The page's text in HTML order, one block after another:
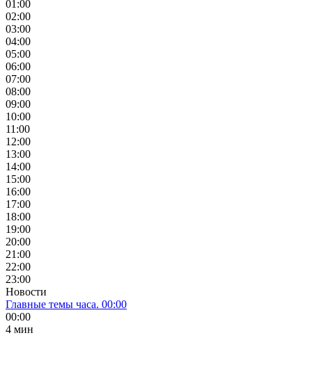
01:00
02:00
03:00
04:00
05:00
06:00
07:00
08:00
09:00
10:00
11:00
12:00
13:00
14:00
15:00
16:00
17:00
18:00
19:00
20:00
21:00
22:00
23:00
Новости
Главные темы часа. 00:00
00:00
4 мин